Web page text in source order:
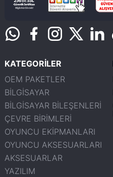
KATEGORİLER
OEM PAKETLER
BİLGİSAYAR
BİLGİSAYAR BİLEŞENLERİ
ÇEVRE BİRİMLERİ
OYUNCU EKİPMANLARI
OYUNCU AKSESUARLARI
AKSESUARLAR
YAZILIM